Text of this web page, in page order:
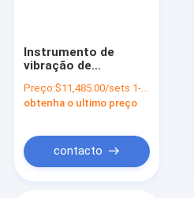
Instrumento de
vibração de
deslocamento de 80
mm-1000 mm
Preço:$11,485.00/sets 1-9 sets
obtenha o ultimo preço
contacto